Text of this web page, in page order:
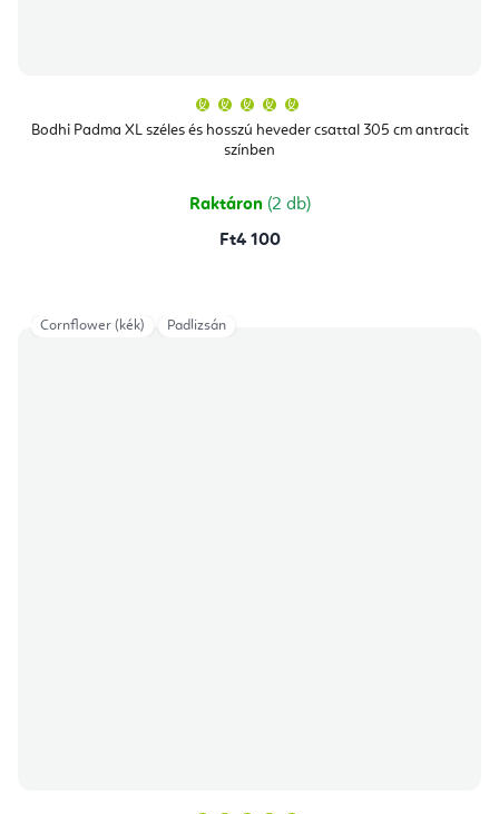
Bodhi Padma XL széles és hosszú heveder csattal 305 cm antracit
színben
átlagos
értékelése
csillag.
Raktáron (2 db)
Ft4 100
Cornflower (kék) Padlizsán